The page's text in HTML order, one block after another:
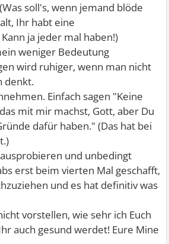
soll's, wenn jemand blöde
Ihr habt eine
ja jeder mal haben!)
weniger Bedeutung
wird ruhiger, wenn man nicht
denkt.
Einfach sagen "Keine
mit mir machst, Gott, aber Du
dafür haben." (Das hat bei
und unbedingt
erst beim vierten Mal geschafft,
und es hat definitiv was
vorstellen, wie sehr ich Euch
auch gesund werdet! Eure Mine